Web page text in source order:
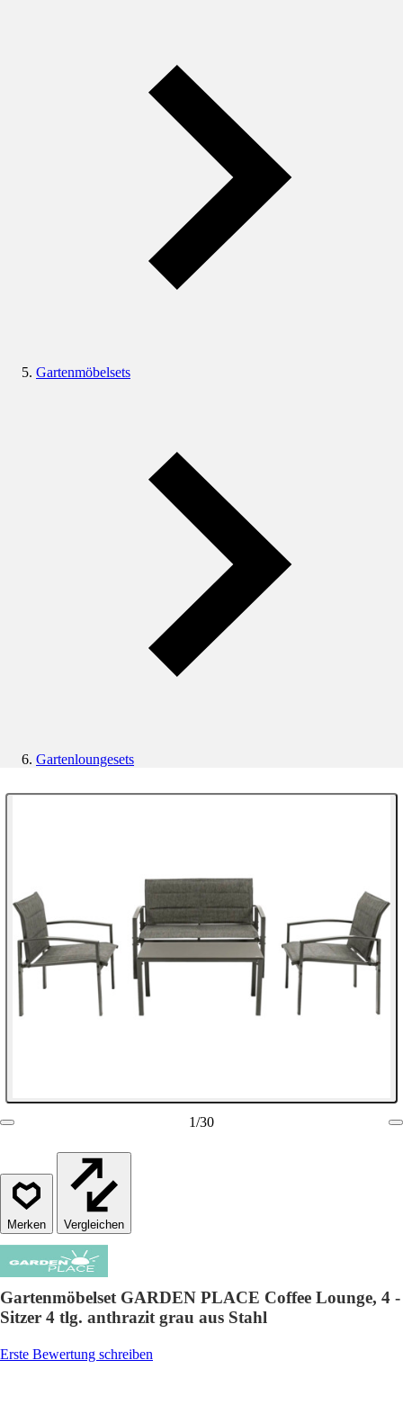
Gartenmöbelsets
Gartenloungesets
1/30
Vergleichen
Gartenmöbelset GARDEN PLACE Coffee Lounge, 4 -
Sitzer 4 tlg. anthrazit grau aus Stahl
Erste Bewertung schreiben